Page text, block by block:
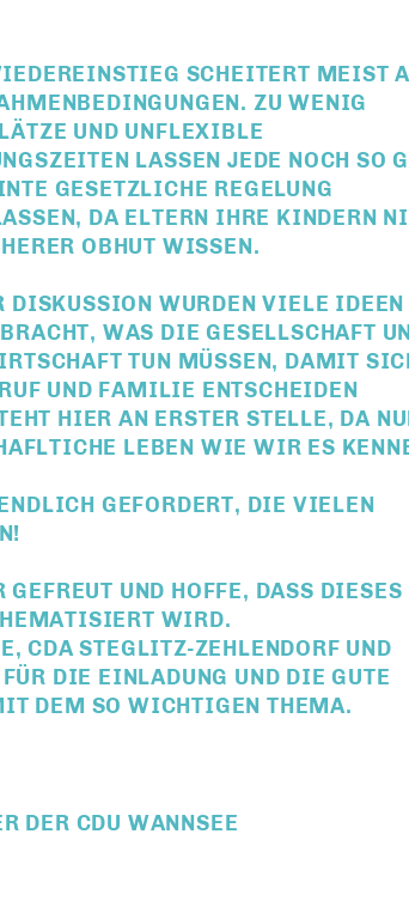
SCHEITERT MEIST
ZU WENIG
UND UNFLEXIBLE
LASSEN JEDE NOCH SO
GESETZLICHE REGELUNG
DA ELTERN IHRE KINDERN
OBHUT WISSEN.
DISKUSSION WURDEN VIELE IDEEN
WAS DIE GESELLSCHAFT
TUN MÜSSEN, DAMIT
UND FAMILIE ENTSCHEIDEN
HIER AN ERSTER STELLE, DA
LEBEN WIE WIR ES
GEFORDERT, DIE VIELEN
UND HOFFE, DASS DIESES
WIRD.
CDA STEGLITZ-ZEHLENDORF UND
DIE EINLADUNG UND DIE GUTE
DEM SO WICHTIGEN THEMA.
DER CDU WANNSEE